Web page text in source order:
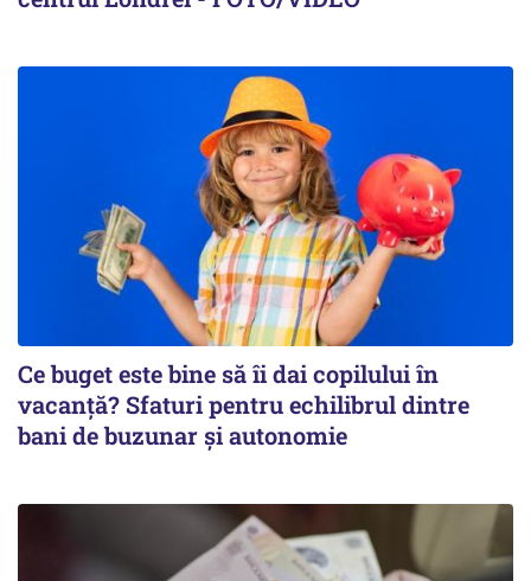
Ce buget este bine să îi dai copilului în
vacanță? Sfaturi pentru echilibrul dintre
bani de buzunar și autonomie